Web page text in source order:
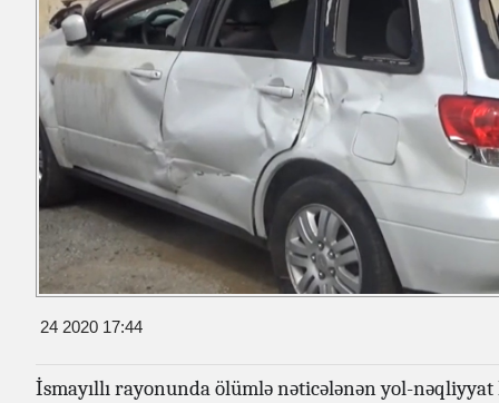
24 2020 17:44
İsmayıllı rayonunda ölümlə nəticələnən yol-nəqliyyat